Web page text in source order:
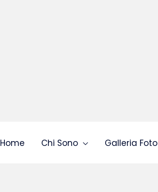
Home Chi Sono Galleria Foto